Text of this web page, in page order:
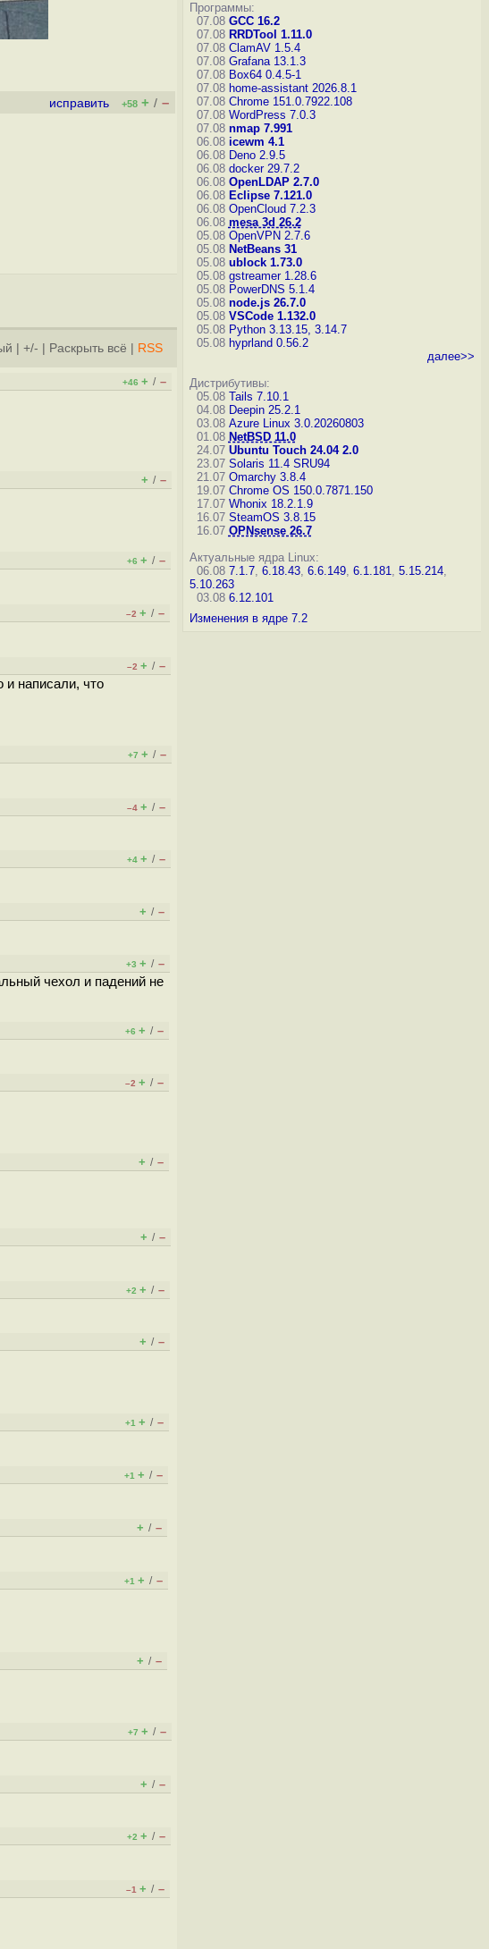
исправить +58 + / –
+/- Раскрыть всё RSS
+46 + / –
+ / –
+6 + / –
–2 + / –
–2 + / –
и написали, что
+7 + / –
–4 + / –
+4 + / –
+ / –
+3 + / –
чехол и падений не
+6 + / –
–2 + / –
+ / –
+ / –
+2 + / –
+ / –
+1 + / –
+1 + / –
+ / –
+1 + / –
+ / –
+7 + / –
+ / –
+2 + / –
–1 + / –
Программы:
07.08 GCC 16.2
07.08 RRDTool 1.11.0
07.08 ClamAV 1.5.4
07.08 Grafana 13.1.3
07.08 Box64 0.4.5-1
07.08 home-assistant 2026.8.1
07.08 Chrome 151.0.7922.108
07.08 WordPress 7.0.3
07.08 nmap 7.991
06.08 icewm 4.1
06.08 Deno 2.9.5
06.08 docker 29.7.2
06.08 OpenLDAP 2.7.0
06.08 Eclipse 7.121.0
06.08 OpenCloud 7.2.3
06.08 mesa 3d 26.2
05.08 OpenVPN 2.7.6
05.08 NetBeans 31
05.08 ublock 1.73.0
05.08 gstreamer 1.28.6
05.08 PowerDNS 5.1.4
05.08 node.js 26.7.0
05.08 VSCode 1.132.0
05.08 Python 3.13.15, 3.14.7
05.08 hyprland 0.56.2
далее>>
Дистрибутивы:
05.08 Tails 7.10.1
04.08 Deepin 25.2.1
03.08 Azure Linux 3.0.20260803
01.08 NetBSD 11.0
24.07 Ubuntu Touch 24.04 2.0
23.07 Solaris 11.4 SRU94
21.07 Omarchy 3.8.4
19.07 Chrome OS 150.0.7871.150
17.07 Whonix 18.2.1.9
16.07 SteamOS 3.8.15
16.07 OPNsense 26.7
Актуальные ядра Linux:
06.08 7.1.7, 6.18.43, 6.6.149, 6.1.181, 5.15.214,
5.10.263
03.08 6.12.101
Изменения в ядре 7.2